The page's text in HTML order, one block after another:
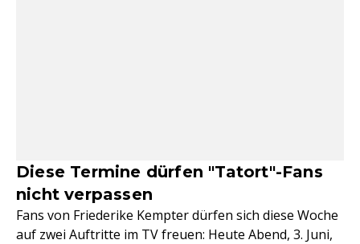
Diese Termine dürfen "Tatort"-Fans
nicht verpassen
Fans von Friederike Kempter dürfen sich diese Woche
auf zwei Auftritte im TV freuen: Heute Abend, 3. Juni,